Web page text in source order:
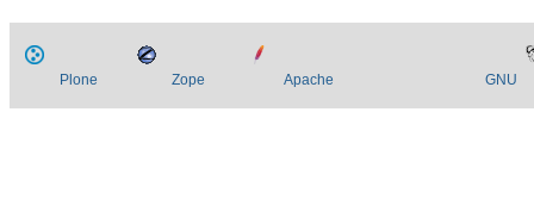
Plone Zope Apache GNU